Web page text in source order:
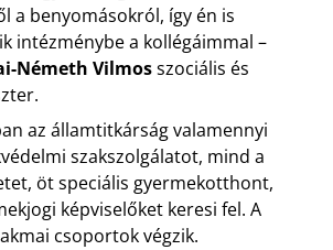
a benyomásokról, így én is
intézménybe a kollégáimmal –
Németh Vilmosszociális és
az államtitkárság valamennyi
szakszolgálatot, mind a
öt speciális gyermekotthont,
képviselőket keresi fel. A
csoportok végzik.